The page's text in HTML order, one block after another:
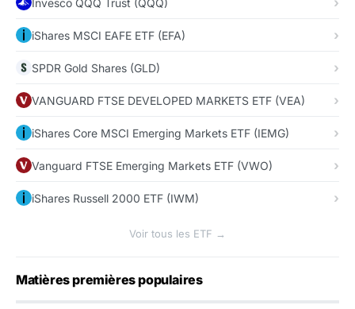
iShares MSCI EAFE ETF (EFA)
SPDR Gold Shares (GLD)
VANGUARD FTSE DEVELOPED MARKETS ETF (VEA)
iShares Core MSCI Emerging Markets ETF (IEMG)
Vanguard FTSE Emerging Markets ETF (VWO)
iShares Russell 2000 ETF (IWM)
Voir tous les ETF →
Matières premières populaires